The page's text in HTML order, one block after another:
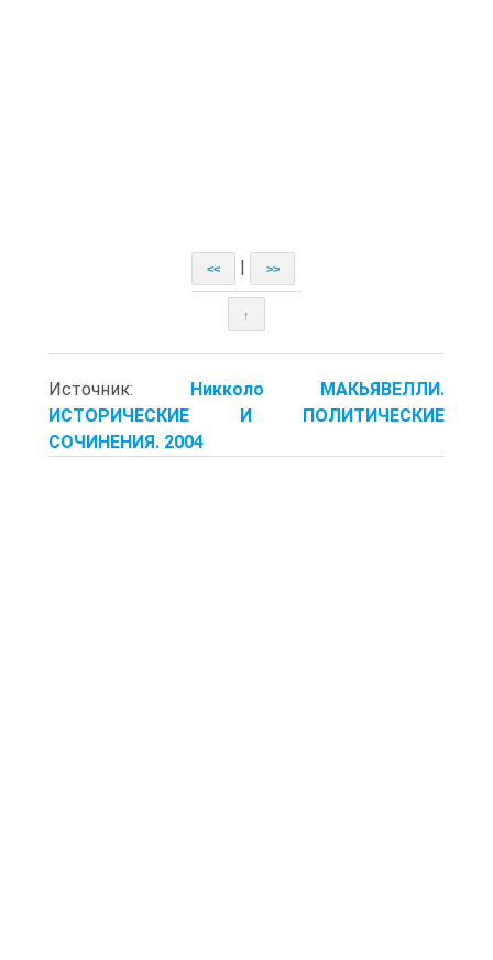
<< >>
↑
Источник: Никколо МАКЬЯВЕЛЛИ.
ИСТОРИЧЕСКИЕ И ПОЛИТИЧЕСКИЕ
СОЧИНЕНИЯ. 2004